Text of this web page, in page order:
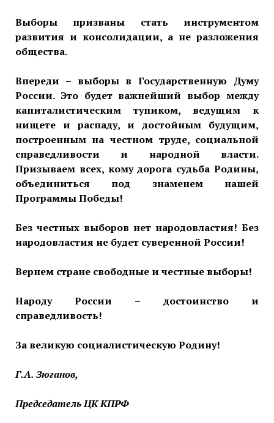
Выборы призваны стать инструментом
развития и консолидации, а не разложения
общества.
Впереди – выборы в Государственную Думу
России. Это будет важнейший выбор между
капиталистическим тупиком, ведущим к
нищете и распаду, и достойным будущим,
построенным на честном труде, социальной
справедливости и народной власти.
Призываем всех, кому дорога судьба Родины,
объединиться под знаменем нашей
Программы Победы!
Без честных выборов нет народовластия! Без
народовластия не будет суверенной России!
Вернем стране свободныеи честные выборы!
Народу России – достоинство и
справедливость!
За великую социалистическую Родину!
Г.А. Зюганов,
Председатель ЦК КПРФ